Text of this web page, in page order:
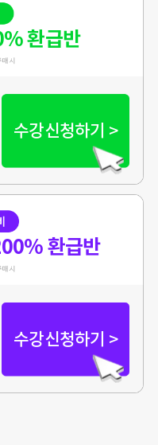
그
환급반
수강신청하기 >
환급반
수강신청하기 >